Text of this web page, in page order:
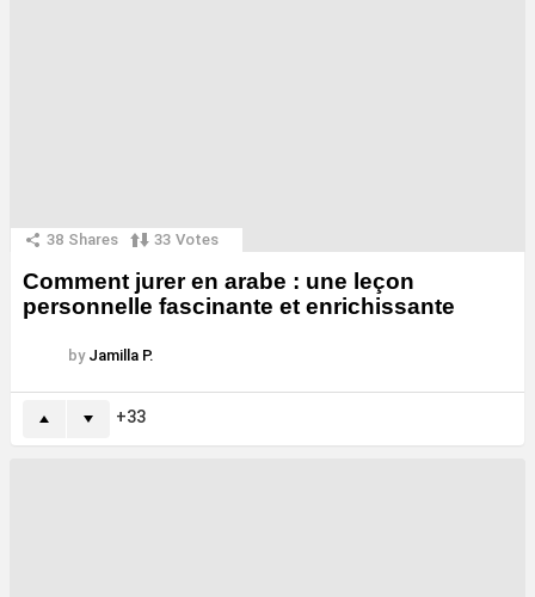
38 Shares 33 Votes
Comment jurer en arabe : une leçon
personnelle fascinante et enrichissante
by Jamilla P.
33